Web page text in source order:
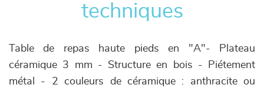
techniques
Table de repas haute pieds en "A"- Plateau
céramique 3 mm - Structure en bois - Piétement
métal - 2 couleurs de céramique : anthracite ou